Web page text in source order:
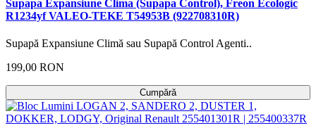
Supapa Expansiune Clima (Supapa Control), Freon Ecologic
R1234yf VALEO-TEKE T54953B (922708310R)
Supapă Expansiune Climă sau Supapă Control Agenti..
199,00 RON
Cumpără